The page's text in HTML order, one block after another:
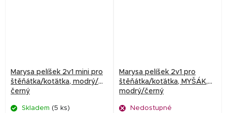
Marysa pelíšek 2v1 mini pro
štěňátka/koťátka, modrý/
černý
Skladem (5 ks)
Marysa pelíšek 2v1 pro
štěňátka/koťátka, MYŠÁK,
modrý/černý
Nedostupné